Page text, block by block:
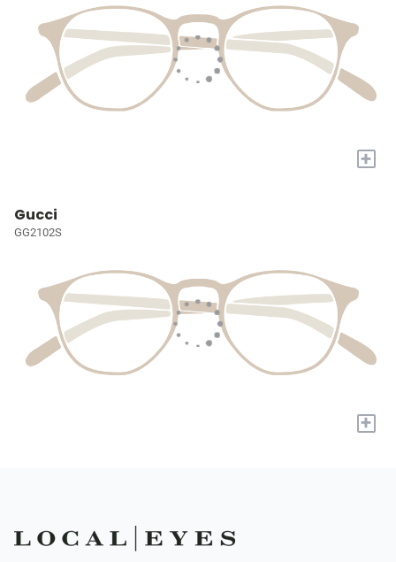
+
Gucci
GG2102S
+